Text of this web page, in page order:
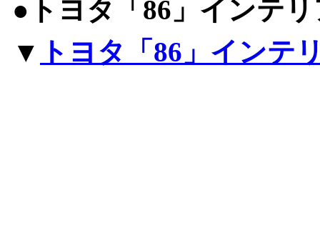
●トヨタ「86」インテ
▼
トヨタ「86」インテ